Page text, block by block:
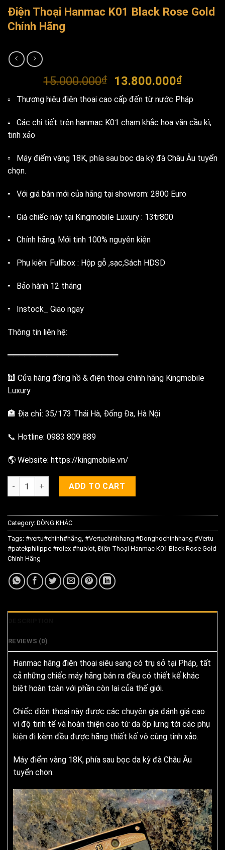
Điện Thoại Hanmac K01 Black Rose Gold
Chính Hãng
15.000.000₫
Original
price
was:
15.000.000₫.
13.800.000₫Current
price
is:
▫️ Thương hiệu điện thoại cao cấp đến từ nước Pháp
▫️ Các chi tiết trên hanmac K01 chạm khắc hoa văn cầu kì,
tinh xảo
▫️ Máy điểm vàng 18K, phía sau bọc da kỳ đà Châu Âu tuyển
chọn.
▫️ Với giá bán mới của hãng tại showrom: 2800 Euro
▫️ Giá chiếc này tại Kingmobile Luxury : 13tr800
▫️ Chính hãng, Mới tinh 100% nguyên kiện
▫️ Phụ kiện: Fullbox : Hộp gỗ ,sạc,Sách HDSD
▫️ Bảo hành 12 tháng
▫️ Instock_ Giao ngay
Thông tin liên hệ:
════════════════════
🕍 Cửa hàng đồng hồ & điện thoại chính hãng Kingmobile
Luxury
🏣 Địa chỉ: 35/173 Thái Hà, Đống Đa, Hà Nội
📞 Hotline: 0983 809 889
🌎 Website: https://kingmobile.vn/
Điện Thoại Hanmac K01 Black Rose Gold Chính Hãng quantity
ADD TO CART
Category: DÒNG KHÁC
Tags: #vertu#chính#hãng, #Vertuchinhhang #Donghochinhhang #Vertu
#patekphilippe #rolex #hublot,Điện Thoại Hanmac K01 Black Rose Gold
Chính Hãng
REVIEWS (0)
Hanmac hãng điện thoại siêu sang có trụ sở tại Pháp, tất
cả những chiếc máy hãng bán ra đều có thiết kế khác
biệt hoàn toàn với phần còn lại của thế giới.
Chiếc điện thoại này được các chuyên gia đánh giá cao
vì độ tinh tế và hoàn thiện cao từ da ốp lưng tới các phụ
kiện đi kèm đều được hãng thiết kế vô cùng tinh xảo.
Máy điểm vàng 18K, phía sau bọc da kỳ đà Châu Âu
tuyển chọn.